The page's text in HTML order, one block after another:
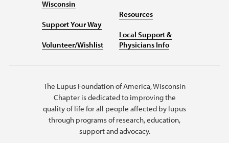
Wisconsin
Support Your Way
Volunteer/Wishlist
Resources
Local Support &
Physicians Info
The Lupus Foundation of America, Wisconsin
Chapter is dedicated to improving the
quality of life for all people affected by lupus
through programs of research, education,
support and advocacy.